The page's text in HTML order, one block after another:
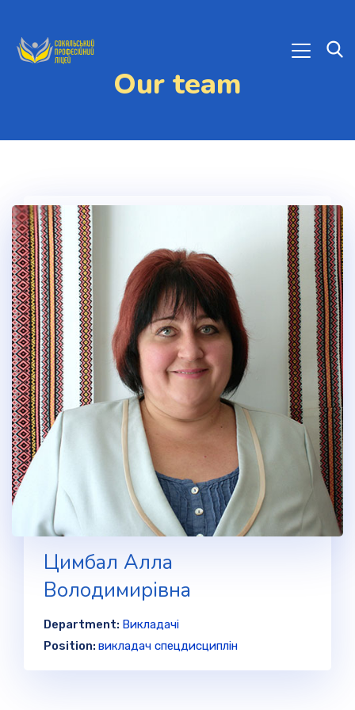
Our team
Цимбал Алла
Володимирівна
Department: Викладачі
Position: викладач спецдисциплін